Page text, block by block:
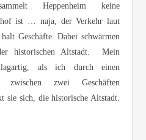
Heppenheim keine
ist … naja, der Verkehr laut
Geschäfte. Dabei schwärmen
historischen Altstadt. Mein
als ich durch einen
zwischen zwei Geschäften
sie sich, die historische Altstadt.